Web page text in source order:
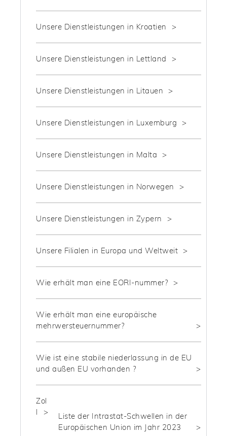
Unsere Dienstleistungen in Kroatien
Unsere Dienstleistungen in Lettland
Unsere Dienstleistungen in Litauen
Unsere Dienstleistungen in Luxemburg
Unsere Dienstleistungen in Malta
Unsere Dienstleistungen in Norwegen
Unsere Dienstleistungen in Zypern
Unsere Filialen in Europa und Weltweit
Wie erhält man eine EORI-nummer?
Wie erhält man eine europäische
mehrwersteuernummer?
Wie ist eine stabile niederlassung in de EU
und außen EU vorhanden ?
Zol
l
Liste der Intrastat-Schwellen in der
Europäischen Union im Jahr 2023